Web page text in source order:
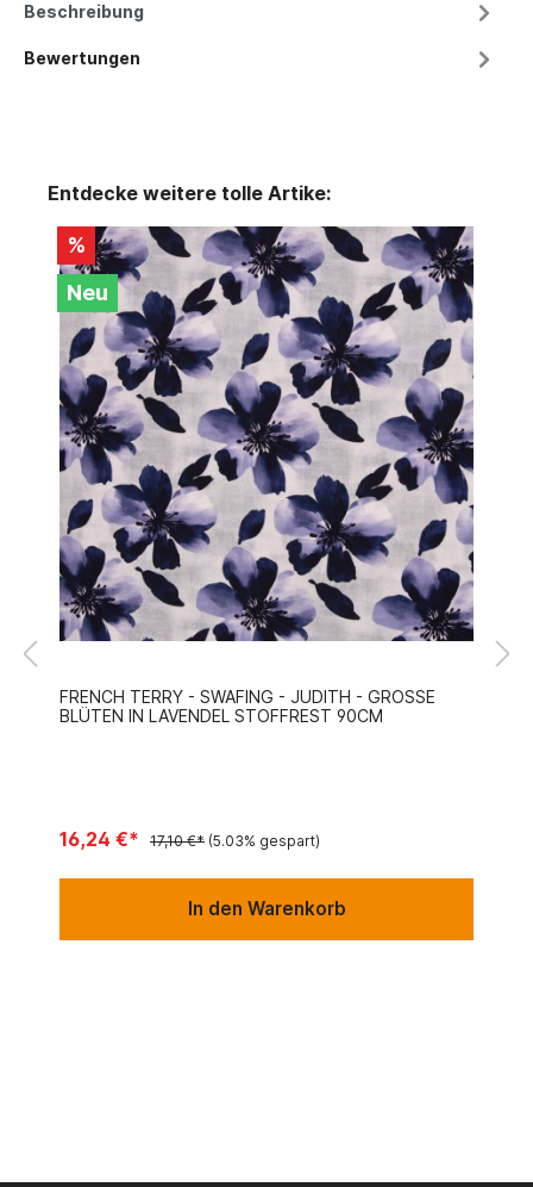
Beschreibung
Bewertungen
Entdecke weitere tolle Artike:
%
Neu
FRENCH TERRY - SWAFING - JUDITH - GROSSE B
LÜTEN IN LAVENDEL STOFFREST 90CM
16,24 €* 17,10 €* (5.03% gespart)
In den Warenkorb